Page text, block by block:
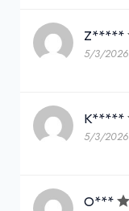
Z*****
5/3/2026
K*****
5/3/2026
O***